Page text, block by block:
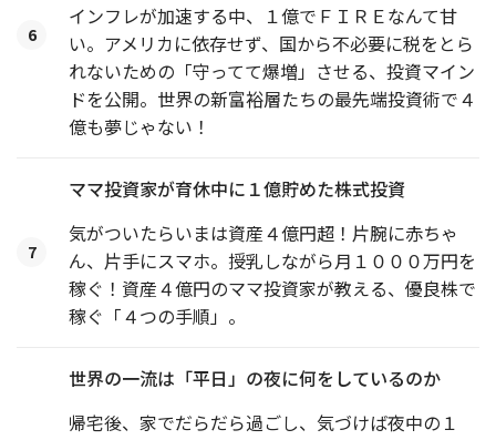
6
インフレが加速する中、１億でＦＩＲＥなんて甘
い。アメリカに依存せず、国から不必要に税をとら
れないための「守ってて爆増」させる、投資マイン
ドを公開。世界の新富裕層たちの最先端投資術で４
億も夢じゃない！
7
ママ投資家が育休中に１億貯めた株式投資
気がついたらいまは資産４億円超！片腕に赤ちゃ
ん、片手にスマホ。授乳しながら月１０００万円を
稼ぐ！資産４億円のママ投資家が教える、優良株で
稼ぐ「４つの手順」。
世界の一流は「平日」の夜に何をしているのか
帰宅後、家でだらだら過ごし、気づけば夜中の１